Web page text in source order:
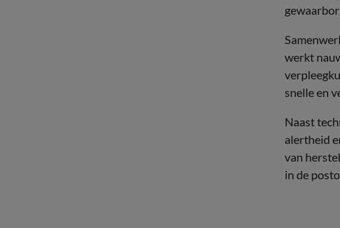
werkt
snelle en
Naast
alertheid
van
in de